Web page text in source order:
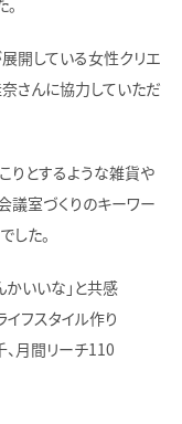
開している女性クリエ
さんに協力していただ
りとするような雑貨や
議室づくりのキーワー
した。
いいな」と共感
イフスタイル作り
月間リーチ110